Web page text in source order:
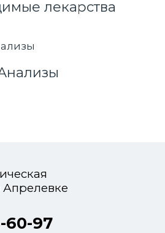
лекарства
60-97